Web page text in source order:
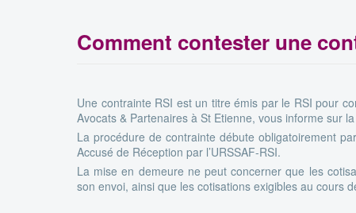
Comment contester une
Une contrainte RSI est un titre émis par le RSI pour
Avocats & Partenaires à St Etienne, vous informe sur
La procédure de contrainte débute obligatoirement
Accusé de Réception par l’URSSAF-RSI.
La mise en demeure ne peut concerner que les
son envoi, ainsi que les cotisations exigibles au cours